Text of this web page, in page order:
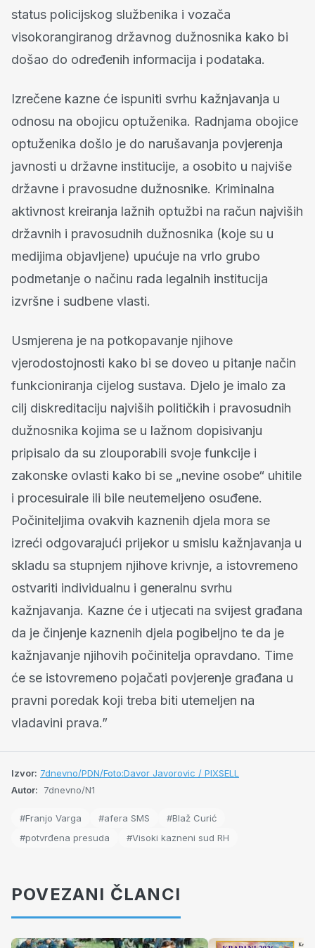
status policijskog službenika i vozača
visokorangiranog državnog dužnosnika kako bi
došao do određenih informacija i podataka.
Izrečene kazne će ispuniti svrhu kažnjavanja u
odnosu na obojicu optuženika. Radnjama obojice
optuženika došlo je do narušavanja povjerenja
javnosti u državne institucije, a osobito u najviše
državne i pravosudne dužnosnike. Kriminalna
aktivnost kreiranja lažnih optužbi na račun najviših
državnih i pravosudnih dužnosnika (koje su u
medijima objavljene) upućuje na vrlo grubo
podmetanje o načinu rada legalnih institucija
izvršne i sudbene vlasti.
Usmjerena je na potkopavanje njihove
vjerodostojnosti kako bi se doveo u pitanje način
funkcioniranja cijelog sustava. Djelo je imalo za
cilj diskreditaciju najviših političkih i pravosudnih
dužnosnika kojima se u lažnom dopisivanju
pripisalo da su zlouporabili svoje funkcije i
zakonske ovlasti kako bi se „nevine osobe“ uhitile
i procesuirale ili bile neutemeljeno osuđene.
Počiniteljima ovakvih kaznenih djela mora se
izreći odgovarajući prijekor u smislu kažnjavanja u
skladu sa stupnjem njihove krivnje, a istovremeno
ostvariti individualnu i generalnu svrhu
kažnjavanja. Kazne će i utjecati na svijest građana
da je činjenje kaznenih djela pogibeljno te da je
kažnjavanje njihovih počinitelja opravdano. Time
će se istovremeno pojačati povjerenje građana u
pravni poredak koji treba biti utemeljen na
vladavini prava.”
Izvor: 7dnevno/PDN/Foto:Davor Javorovic / PIXSELL
Autor:
7dnevno/N1
#Franjo Varga #afera SMS
#Blaž Curić
#potvrđena presuda
#Visoki kazneni sud RH
POVEZANI ČLANCI